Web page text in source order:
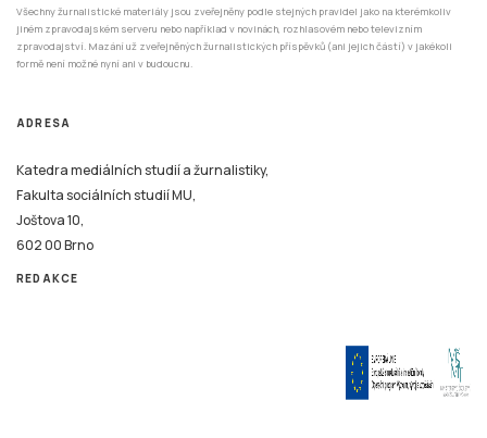
Všechny žurnalistické materiály jsou zveřejněny podle stejných pravidel jako na kterémkoliv
jiném zpravodajském serveru nebo například v novinách, rozhlasovém nebo televizním
zpravodajství. Mazání už zveřejněných žurnalistických příspěvků (ani jejich částí) v jakékoli
formě není možné nyní ani v budoucnu.
ADRESA
Katedra mediálních studií a žurnalistiky,
Fakulta sociálních studií MU,
Joštova 10,
602 00 Brno
REDAKCE